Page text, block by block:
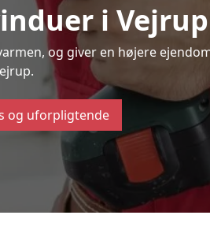
i Vejrup
og giver en højere
og uforpligtende